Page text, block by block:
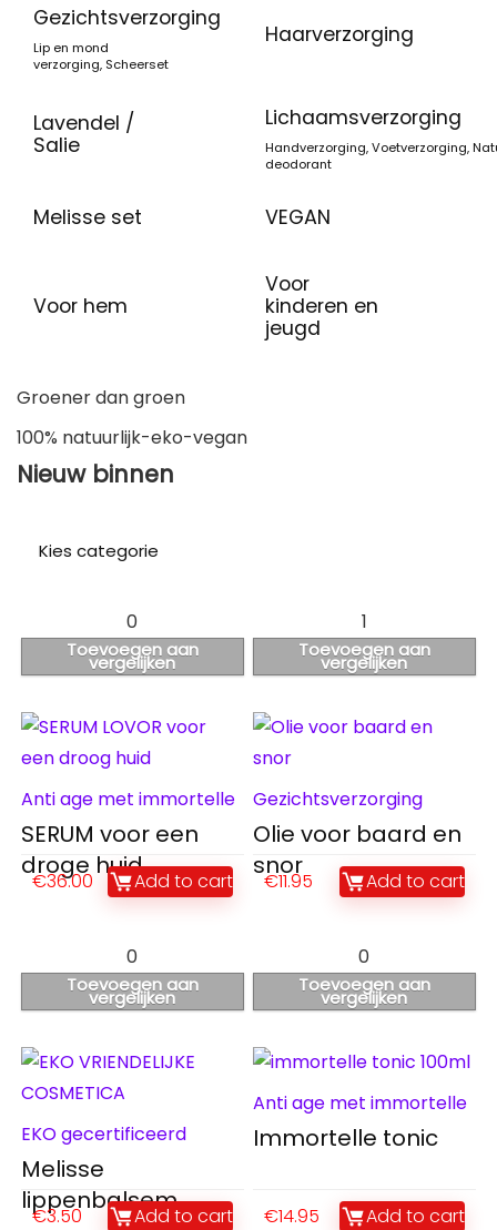
Gezichtsverzorging
Lip en mond
verzorging, Scheerset
Haarverzorging
Lavendel /
Salie
Lichaamsverzorging
Handverzorging,Voetverzorging,
deodorant
Melisse set VEGAN
Voor hem
Voor
kinderen en
jeugd
Groener dan groen
100% natuurlijk-eko-vegan
Nieuw binnen
Kies categorie
0
Toevoegen aan
vergelijken
Anti age met immortelle
SERUM voor een
droge huid
€36.00 Add to cart
1
Toevoegen aan
vergelijken
Gezichtsverzorging
Olie voor baard en
snor
€11.95 Add to cart
0
Toevoegen aan
vergelijken
EKO gecertificeerd
Melisse
lippenbalsem
€3.50 Add to cart
0
Toevoegen aan
vergelijken
Anti age met immortelle
Immortelle tonic
€14.95 Add to cart